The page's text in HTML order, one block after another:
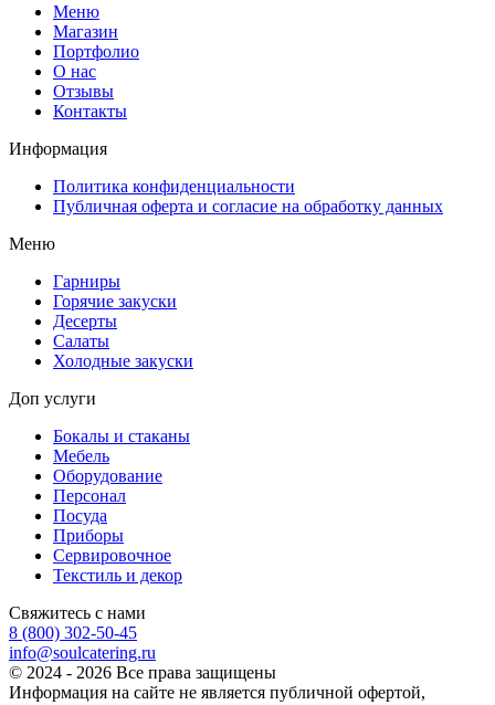
Меню
Магазин
Портфолио
О нас
Отзывы
Контакты
Информация
Политика конфиденциальности
Публичная оферта и согласие на обработку данных
Меню
Гарниры
Горячие закуски
Десерты
Салаты
Холодные закуски
Доп услуги
Бокалы и стаканы
Мебель
Оборудование
Персонал
Посуда
Приборы
Сервировочное
Текстиль и декор
Свяжитесь с нами
8 (800) 302-50-45
info@soulcatering.ru
© 2024 - 2026 Все права защищены
Информация на сайте не является публичной офертой,